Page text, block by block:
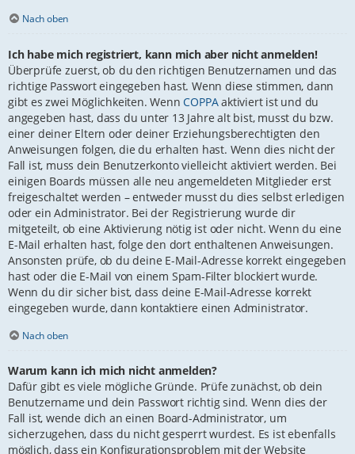
Nach oben
Ich habe mich registriert, kann mich aber nicht anmelden!
Überprüfe zuerst, ob du den richtigen Benutzernamen und das
richtige Passwort eingegeben hast. Wenn diese stimmen, dann
gibt es zwei Möglichkeiten. WennCOPPAaktiviert ist und du
angegeben hast, dass du unter 13 Jahre alt bist, musst du bzw.
einer deiner Eltern oder deiner Erziehungsberechtigten den
Anweisungen folgen, die du erhalten hast. Wenn dies nicht der
Fall ist, muss dein Benutzerkonto vielleicht aktiviert werden. Bei
einigen Boards müssen alle neu angemeldeten Mitglieder erst
freigeschaltet werden – entweder musst du dies selbst erledigen
oder ein Administrator. Bei der Registrierung wurde dir
mitgeteilt, ob eine Aktivierung nötig ist oder nicht. Wenn du eine
E-Mail erhalten hast, folge den dort enthaltenen Anweisungen.
Ansonsten prüfe, ob du deine E-Mail-Adresse korrekt eingegeben
hast oder die E-Mail von einem Spam-Filter blockiert wurde.
Wenn du dir sicher bist, dass deine E-Mail-Adresse korrekt
eingegeben wurde, dann kontaktiere einen Administrator.
Nach oben
Warum kann ich mich nicht anmelden?
Dafür gibt es viele mögliche Gründe. Prüfe zunächst, ob dein
Benutzername und dein Passwort richtig sind. Wenn dies der
Fall ist, wende dich an einen Board-Administrator, um
sicherzugehen, dass du nicht gesperrt wurdest. Es ist ebenfalls
möglich, dass ein Konfigurationsproblem mit der Website